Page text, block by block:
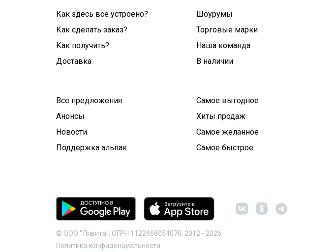
Как здесь все устроено?
Как сделать заказ?
Как получить?
Доставка
Шоурумы
Торговые марки
Наша команда
В наличии
Все предложения
Анонсы
Новости
Поддержка альпак
Самое выгодное
Хиты продаж
Самое желанное
Самое быстрое
© ООО "Лявита", ОГРН 1122468054070, 2012 - 2026
Политика конфиденциальности